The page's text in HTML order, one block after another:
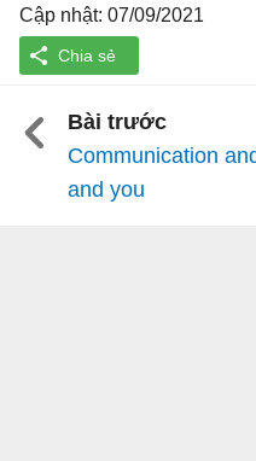
Cập nhật: 07/09/2021
Bài trước
Communication
and you